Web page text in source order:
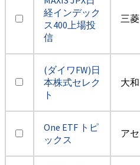
経インデック
ス400上場投
信
三菱
(ダイワFW)日
本株式セレク
ト
大和
One ETF トピ
ックス
ア